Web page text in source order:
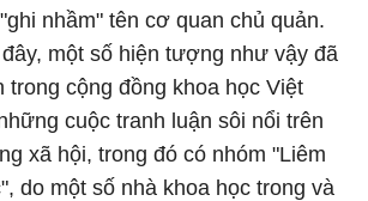
nhầm" tên cơ quan chủ quản.
một số hiện tượng như vậy đã
trong cộng đồng khoa học Việt
cuộc tranh luận sôi nổi trên
xã hội, trong đó có nhóm "Liêm
do một số nhà khoa học trong và